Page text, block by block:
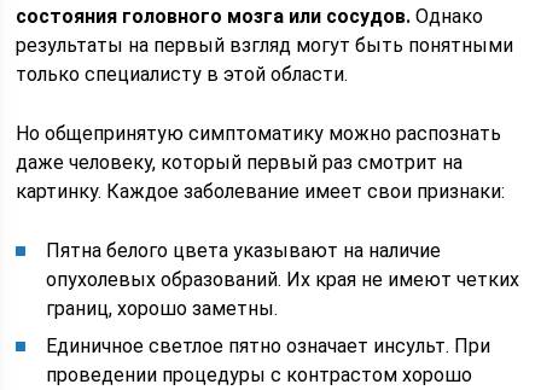
состояния головного мозга или сосудов. Однако
результаты на первый взгляд могут быть понятными
только специалисту в этой области.
Но общепринятую симптоматику можно распознать
даже человеку, который первый раз смотрит на
картинку. Каждое заболевание имеет свои признаки:
Пятна белого цвета указывают на наличие
опухолевых образований. Их края не имеют четких
границ, хорошо заметны.
Единичное светлое пятно означает инсульт. При
проведении процедуры с контрастом хорошо